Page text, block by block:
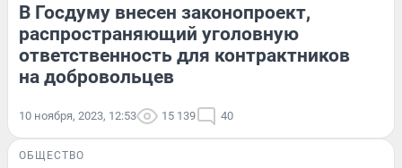
В Госдуму внесен законопроект,
распространяющий уголовную
ответственность для контрактников
на добровольцев
10 ноября, 2023, 12:53 15 139 40
ОБЩЕСТВО